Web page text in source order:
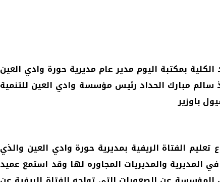
بمكتبة اليوم مدير عام مديرية حورة وادي العين
سالم مبارك الحداد رئيس مؤسسة وادي العين للتنمية
باوزير
الفتاة الريفية بمديرية حورة وادي العين والذي
والمديريات المجاوره لها وقد استمع عميد